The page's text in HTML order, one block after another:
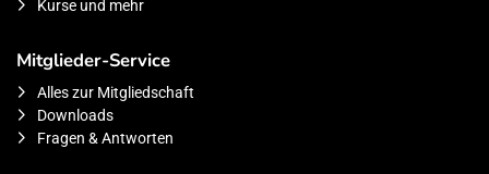
Kurse und mehr
Mitglieder-Service
Alles zur Mitgliedschaft
Downloads
Fragen & Antworten